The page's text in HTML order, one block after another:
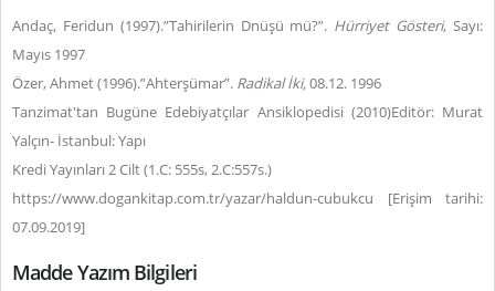
Andaç, Feridun (1997).”Tahirilerin Dnüşü mü?”. Hürriyet Gösteri, Sayı:
Mayıs 1997
Özer, Ahmet (1996).”Ahterşümar”. Radikal İki,08.12. 1996
Tanzimat'tan Bugüne Edebiyatçılar Ansiklopedisi (2010)Editör: Murat
Yalçın- İstanbul: Yapı
Kredi Yayınları 2 Cilt (1.C: 555s, 2.C:557s.)
https://www.dogankitap.com.tr/yazar/haldun-cubukcu [Erişim tarihi:
07.09.2019]
Madde Yazım Bilgileri